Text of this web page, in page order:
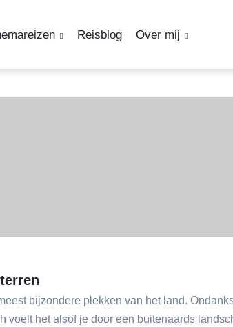
Reisblog Over mij
bijzondere plekken van het land.
voelt het alsof je door een buitenaards